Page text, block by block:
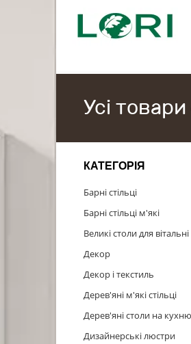
Усі
КАТЕГОРІЯ
Барні стільці
Барні стільці м'які
Великі столи для вітальні
Декор
Декор і текстиль
Дерев'яні м'які стільці
Дерев'яні столи на кухню
Дизайнерські люстри